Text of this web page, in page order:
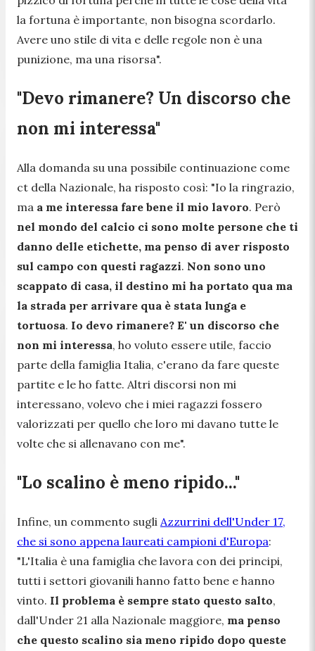
la fortuna è importante, non bisogna scordarlo.
Avere uno stile di vita e delle regole non è una
punizione, ma una risorsa".
"Devo rimanere? Un discorso che
non mi interessa"
Alla domanda su una possibile continuazione come
ct della Nazionale, ha risposto così: "Io la ringrazio,
ma a me interessa fare bene il mio lavoro. Però
nel mondo del calcio ci sono molte persone che ti
danno delle etichette, ma penso di aver risposto
sul campo con questi ragazzi. Non sono uno
scappato di casa, il destino mi ha portato qua ma
la strada per arrivare qua è stata lunga e
tortuosa. Io devo rimanere? E' un discorso che
non mi interessa, ho voluto essere utile, faccio
parte della famiglia Italia, c'erano da fare queste
partite e le ho fatte. Altri discorsi non mi
interessano, volevo che i miei ragazzi fossero
valorizzati per quello che loro mi davano tutte le
volte che si allenavano con me".
"Lo scalino è meno ripido..."
Infine, un commento sugli Azzurrini dell'Under 17,
che si sono appena laureati campioni d'Europa:
"L'Italia è una famiglia che lavora con dei principi,
tutti i settori giovanili hanno fatto bene e hanno
vinto. Il problema è sempre stato questo salto,
dall'Under 21 alla Nazionale maggiore, ma penso
che questo scalino sia meno ripido dopo queste